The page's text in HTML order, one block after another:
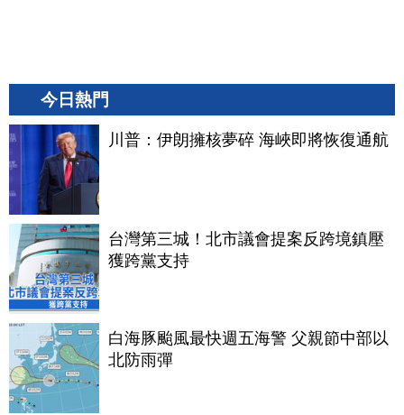
今日熱門
川普：伊朗擁核夢碎 海峽即將恢復通航
台灣第三城！北市議會提案反跨境鎮壓
獲跨黨支持
白海豚颱風最快週五海警 父親節中部以
北防雨彈